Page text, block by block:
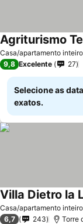
Casa/apartamento inteiro
Agriturismo
9,8 Excelente 27
Selecione as
exatos.
Casa/apartamento inteiro
Villa Dietro la
6,7 243 Torre